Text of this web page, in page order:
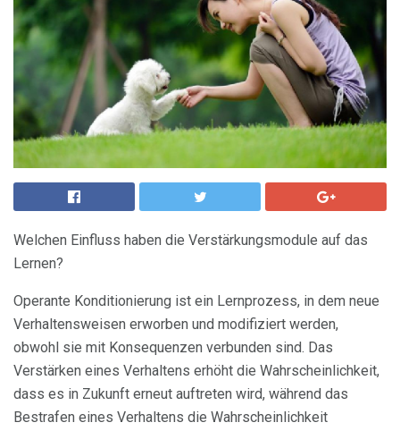
Welchen Einfluss haben die Verstärkungsmodule auf das
Lernen?
Operante Konditionierung ist ein Lernprozess, in dem neue
Verhaltensweisen erworben und modifiziert werden,
obwohl sie mit Konsequenzen verbunden sind. Das
Verstärken eines Verhaltens erhöht die Wahrscheinlichkeit,
dass es in Zukunft erneut auftreten wird, während das
Bestrafen eines Verhaltens die Wahrscheinlichkeit